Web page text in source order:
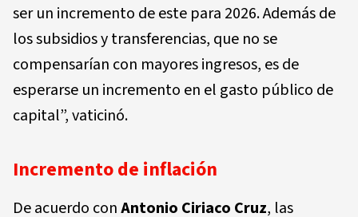
ser un incremento de este para 2026. Además de
los subsidios y transferencias, que no se
compensarían con mayores ingresos, es de
esperarse un incremento en el gasto público de
capital”, vaticinó.
Incremento de inflación
De acuerdo conAntonio Ciriaco Cruz, las